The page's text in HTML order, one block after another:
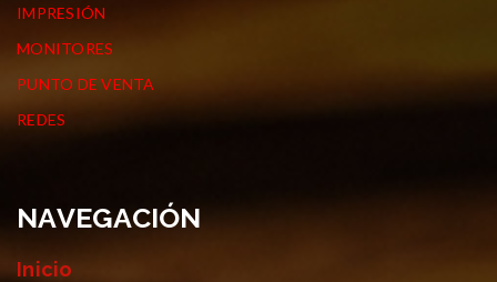
IMPRESIÓN
MONITORES
PUNTO DE VENTA
REDES
NAVEGACIÓN
Inicio